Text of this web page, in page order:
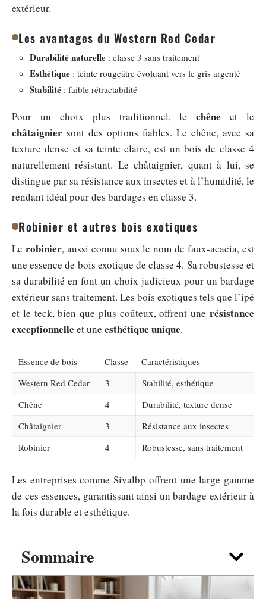
Sommaire
extérieur.
Les avantages du Western Red Cedar
Durabilité naturelle : classe 3 sans traitement
Esthétique : teinte rougeâtre évoluant vers le gris argenté
Stabilité : faible rétractabilité
Pour un choix plus traditionnel, lechêne et le
châtaignier sont des options fiables. Le chêne, avec sa
texture dense et sa teinte claire, est un bois de classe 4
naturellement résistant. Le châtaignier, quant à lui, se
distingue par sa résistance aux insectes et à l’humidité, le
rendant idéal pour des bardages en classe 3.
Robinier et autres bois exotiques
Le robinier, aussi connu sous le nom de faux-acacia, est
une essence de bois exotique de classe 4. Sa robustesse et
sa durabilité en font un choix judicieux pour un bardage
extérieur sans traitement. Les bois exotiques tels que l’ipé
et le teck, bien que plus coûteux, offrent une résistance
exceptionnelle et une esthétique unique.
Essence de bois Classe
Caractéristiques
Western Red Cedar
3
Stabilité, esthétique
Chêne
4
Durabilité, texture dense
Châtaignier
3
Résistance aux insectes
Robinier
4 Robustesse, sans traitement
Les entreprises comme Sivalbp offrent une large gamme
de ces essences, garantissant ainsi un bardage extérieur à
la fois durable et esthétique.